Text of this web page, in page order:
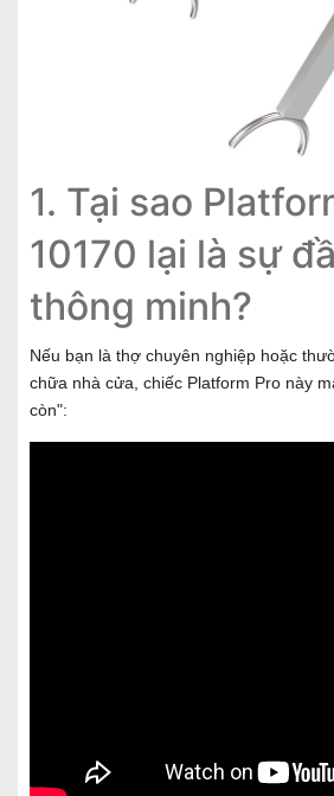
1. Tại sao
10170 lại là sự
thông minh?
Nếu bạn là thợ chuyên nghiệp hoặc
chữa nhà cửa, chiếc Platform Pro này
còn":